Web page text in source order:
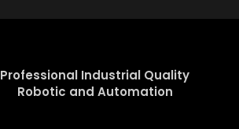
Professional Industrial Quality
Robotic and Automation